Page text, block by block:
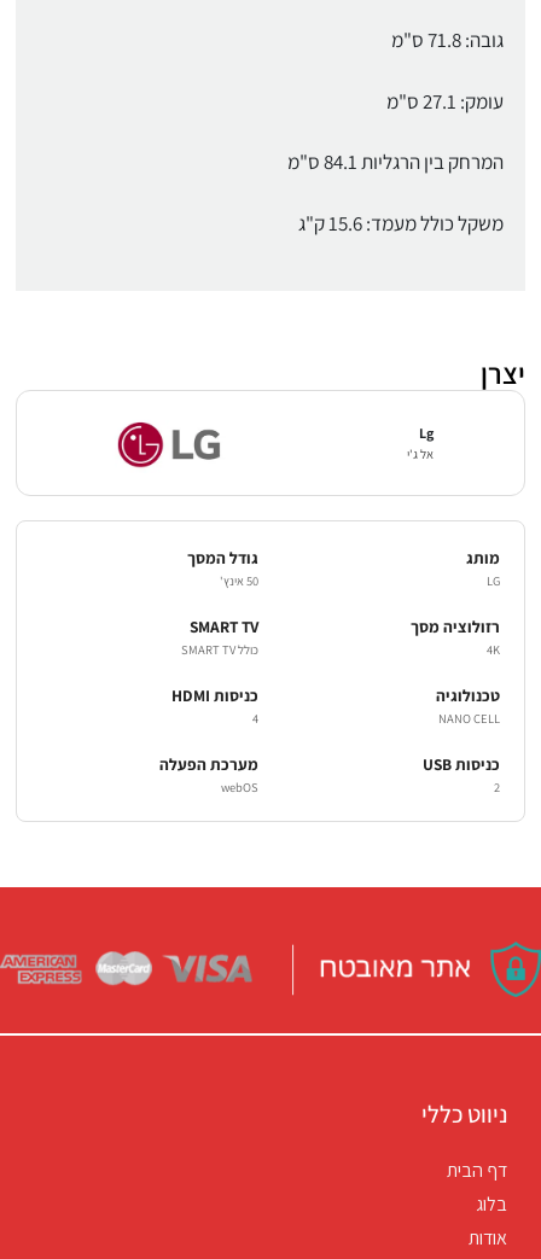
גובה: 71.8 ס"מ
עומק: 27.1 ס"מ
המרחק בין הרגליות 84.1 ס"מ
משקל כולל מעמד: 15.6 ק"ג
יצרן
Lg
אל ג'י
מותג
LG
גודל המסך
50 אינץ'
רזולוציה מסך
4K
SMART TV
כולל SMART TV
טכנולוגיה
NANO CELL
כניסות HDMI
4
כניסות USB
2
מערכת הפעלה
webOS
ניווט כללי
דף הבית
בלוג
אודות